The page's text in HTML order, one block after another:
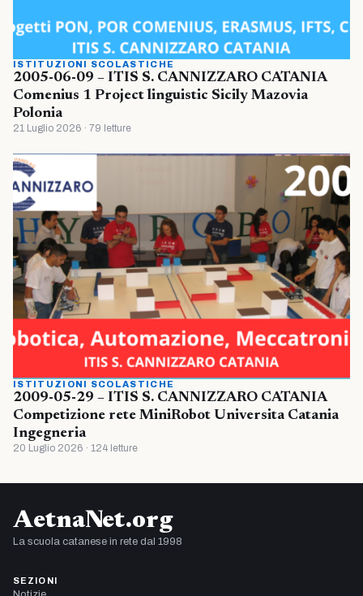
ISTITUZIONI SCOLASTICHE
2005-06-09 – ITIS S. CANNIZZARO CATANIA
Comenius 1 Project linguistic Sicily Mazovia
Polonia
21 Luglio 2026 · 79 letture
ISTITUZIONI SCOLASTICHE
2009-05-29 – ITIS S. CANNIZZARO CATANIA
Competizione rete MiniRobot Universita Catania
Ingegneria
20 Luglio 2026 · 124 letture
AetnaNet.org
La scuola catanese in rete dal 1998
SEZIONI